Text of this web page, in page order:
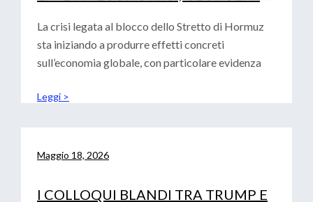
STATI UNITI E CINA
La crisi legata al blocco dello Stretto di Hormuz
sta iniziando a produrre effetti concreti
sull’economia globale, con particolare evidenza
Leggi >
Maggio 18, 2026
I COLLOQUI BLANDI TRA TRUMP E